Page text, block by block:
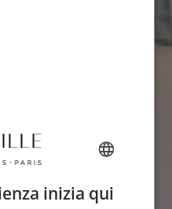
FRENCHinizia qui